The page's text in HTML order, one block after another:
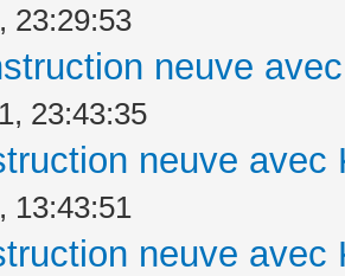
23:29:53
neuve
23:43:35
neuve avec
13:43:51
neuve avec